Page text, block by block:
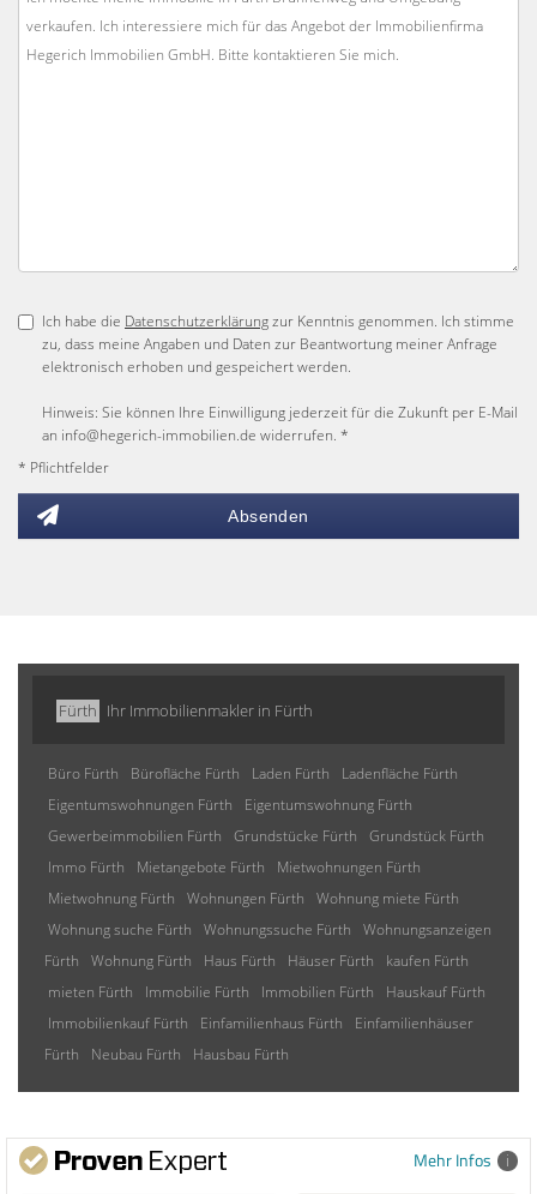
Ich habe die Datenschutzerklärungzur Kenntnis genommen. Ich stimme
zu, dass meine Angaben und Daten zur Beantwortung meiner Anfrage
elektronisch erhoben und gespeichert werden.
Hinweis: Sie können Ihre Einwilligung jederzeit für die Zukunft per E-Mail
an info@hegerich-immobilien.de widerrufen. *
* Pflichtfelder
Absenden
Fürth Ihr Immobilienmakler in Fürth
Büro Fürth Bürofläche Fürth Laden Fürth
Ladenfläche Fürth
Eigentumswohnungen Fürth
Eigentumswohnung Fürth
Gewerbeimmobilien Fürth
Grundstücke Fürth
Grundstück Fürth
Immo Fürth
Mietangebote Fürth
Mietwohnungen Fürth
Mietwohnung Fürth
Wohnungen Fürth
Wohnung miete Fürth
Wohnung suche Fürth
Wohnungssuche Fürth
Wohnungsanzeigen
Fürth
Wohnung Fürth Haus Fürth Häuser Fürth
kaufen Fürth
mieten Fürth
Immobilie Fürth Immobilien Fürth
Hauskauf Fürth
Immobilienkauf Fürth
Einfamilienhaus Fürth
Einfamilienhäuser
Fürth
Neubau Fürth Hausbau Fürth
Mehr Infos